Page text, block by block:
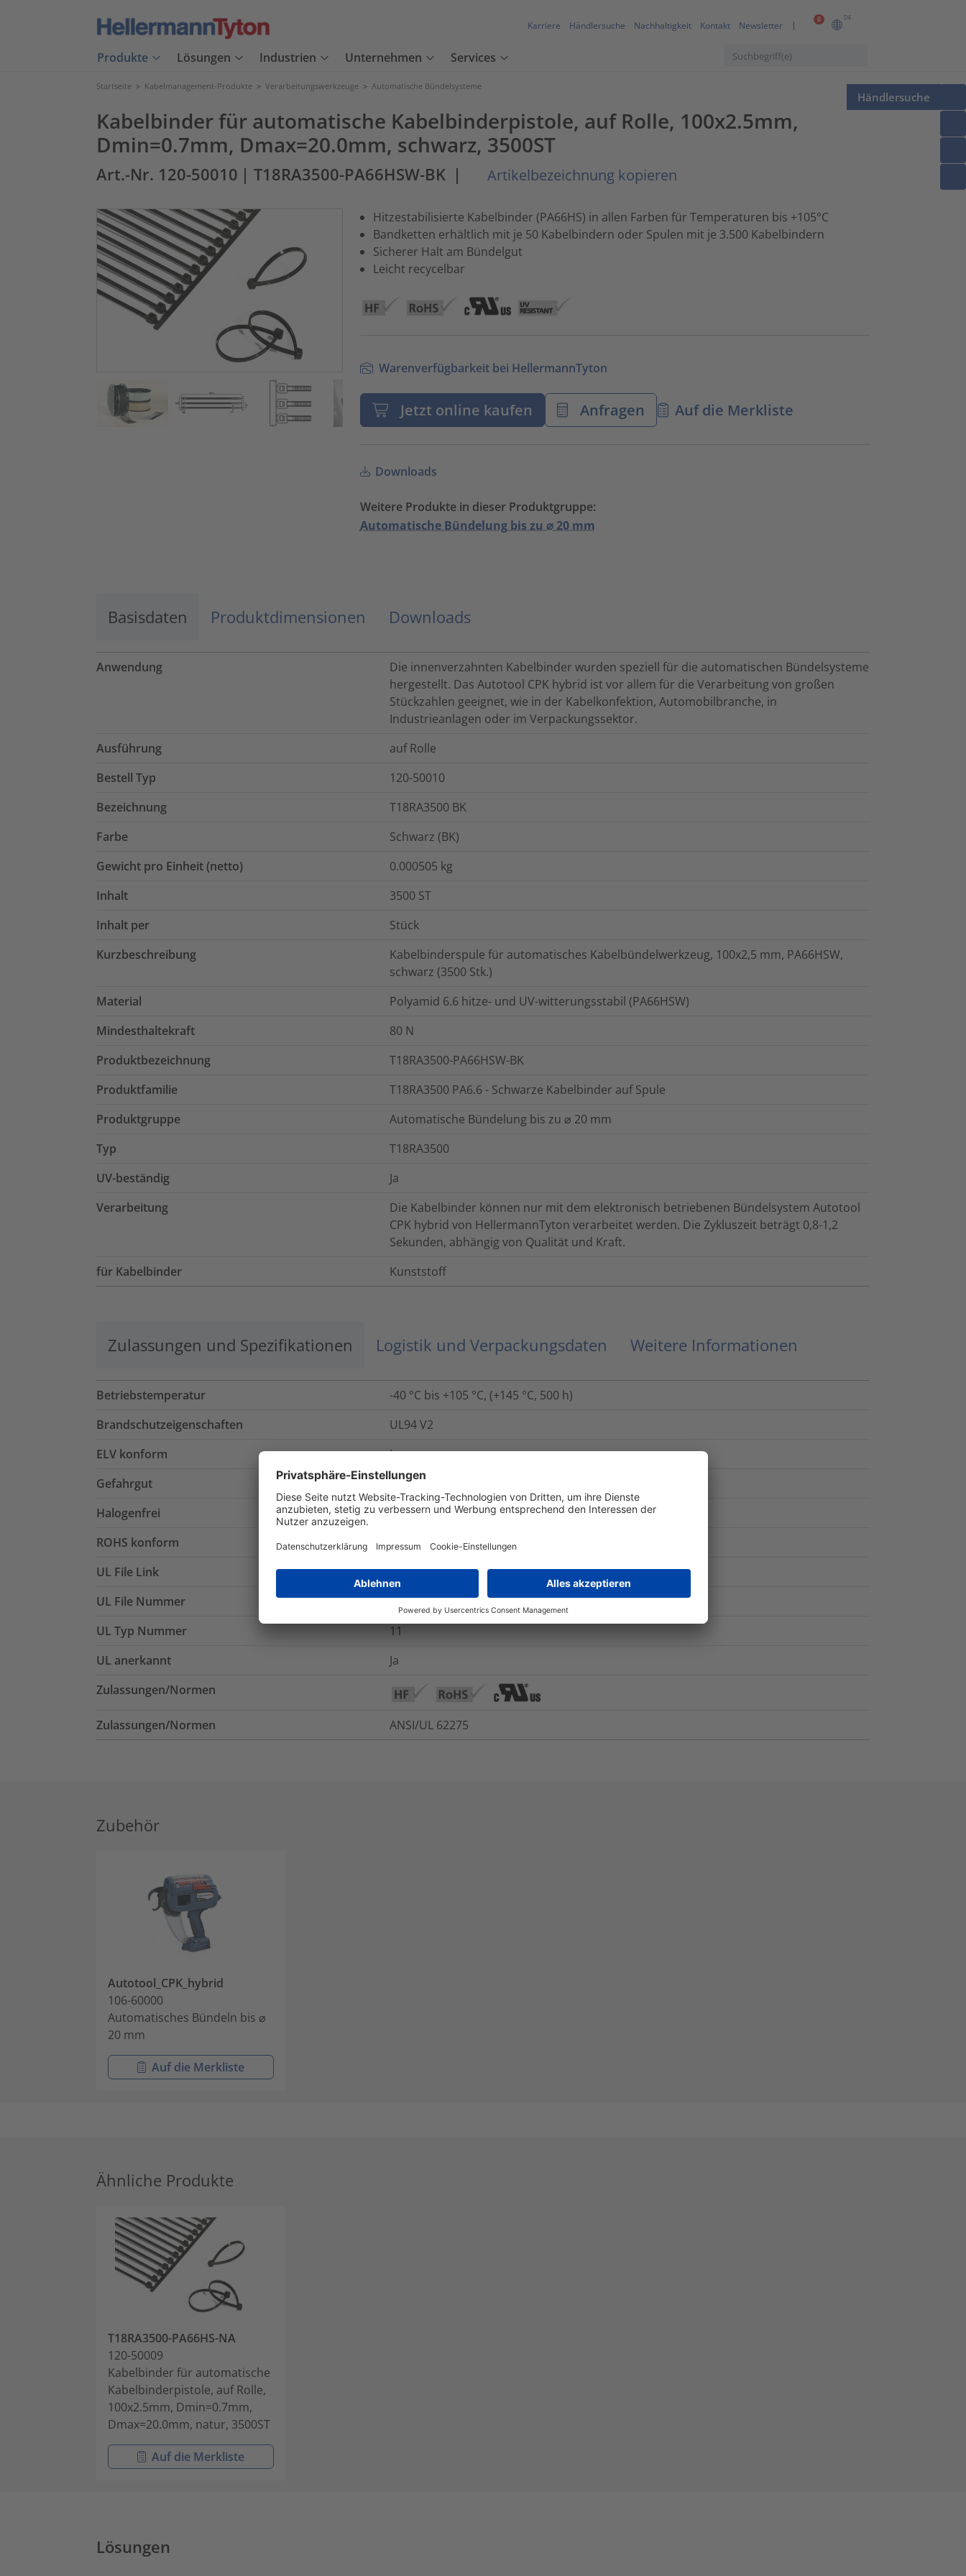
0 DE
Karriere Händlersuche Nachhaltigkeit Kontakt Newsletter
Produkte Lösungen Industrien Unternehmen Services
Händlersuche
Startseite > Kabelmanagement-Produkte > Verarbeitungswerkzeuge > Automatische Bündelsysteme
Kabelbinder für automatische Kabelbinderpistole, auf Rolle, 100x2.5mm,
Dmin=0.7mm, Dmax=20.0mm, schwarz, 3500ST
Art.-Nr. 120-50010 | T18RA3500-PA66HSW-BK | Artikelbezeichnung kopieren
Hitzestabilisierte Kabelbinder (PA66HS) in allen Farben für Temperaturen bis +105°C
Bandketten erhältlich mit je 50 Kabelbindern oder Spulen mit je 3.500 Kabelbindern
Sicherer Halt am Bündelgut
Leicht recycelbar
Warenverfügbarkeit bei HellermannTyton
Jetzt online kaufen Anfragen Auf die Merkliste
Downloads
Weitere Produkte in dieser Produktgruppe:
Automatische Bündelung bis zu ⌀ 20 mm
Basisdaten Produktdimensionen Downloads
Anwendung
Die innenverzahnten Kabelbinder wurden speziell für die automatischen Bündelsysteme
hergestellt. Das Autotool CPK hybrid ist vor allem für die Verarbeitung von großen
Stückzahlen geeignet, wie in der Kabelkonfektion, Automobilbranche, in
Industrieanlagen oder im Verpackungssektor.
Ausführung
auf Rolle
Bestell Typ
120-50010
Bezeichnung
T18RA3500 BK
Farbe
Schwarz (BK)
Gewicht pro Einheit (netto)
0.000505 kg
Inhalt
3500 ST
Inhalt per
Stück
Kurzbeschreibung
Kabelbinderspule für automatisches Kabelbündelwerkzeug, 100x2,5 mm, PA66HSW,
schwarz (3500 Stk.)
Material
Polyamid 6.6 hitze- und UV-witterungsstabil (PA66HSW)
Mindesthaltekraft
80 N
Produktbezeichnung
T18RA3500-PA66HSW-BK
Produktfamilie
T18RA3500 PA6.6 - Schwarze Kabelbinder auf Spule
Produktgruppe
Automatische Bündelung bis zu ⌀ 20 mm
Typ
T18RA3500
UV-beständig
Ja
Verarbeitung
Die Kabelbinder können nur mit dem elektronisch betriebenen Bündelsystem Autotool
CPK hybrid von HellermannTyton verarbeitet werden. Die Zykluszeit beträgt 0,8-1,2
Sekunden, abhängig von Qualität und Kraft.
für Kabelbinder
Kunststoff
Zulassungen und Spezifikationen Logistik und Verpackungsdaten Weitere Informationen
Betriebstemperatur
-40 °C bis +105 °C, (+145 °C, 500 h)
Brandschutzeigenschaften
UL94 V2
ELV konform
Ja
Gefahrgut
Nein
Halogenfrei
Ja
ROHS konform
Ja
UL File Link
Link
UL File Nummer
E65344
UL Typ Nummer
11
UL anerkannt
Ja
Zulassungen/Normen
Zulassungen/Normen ANSI/UL 62275
Zubehör
Autotool_CPK_hybrid
106-60000
Automatisches Bündeln bis ⌀
20 mm
Auf die Merkliste
Ähnliche Produkte
T18RA3500-PA66HS-NA
120-50009
Kabelbinder für automatische
Kabelbinderpistole, auf Rolle,
100x2.5mm, Dmin=0.7mm,
Dmax=20.0mm, natur, 3500ST
Auf die Merkliste
Lösungen